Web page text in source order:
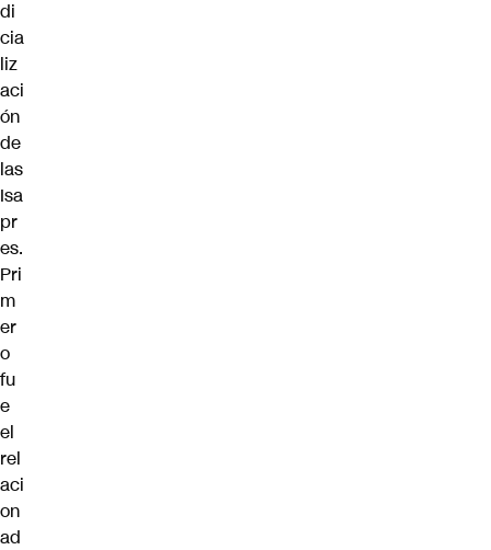
di
cia
liz
aci
ón
de
las
Isa
pr
es.
Pri
m
er
o
fu
e
el
rel
aci
on
ad